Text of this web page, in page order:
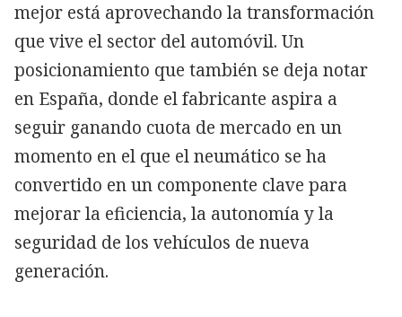
mejor está aprovechando la transformación
que vive el sector del automóvil. Un
posicionamiento que también se deja notar
en España, donde el fabricante aspira a
seguir ganando cuota de mercado en un
momento en el que el neumático se ha
convertido en un componente clave para
mejorar la eficiencia, la autonomía y la
seguridad de los vehículos de nueva
generación.